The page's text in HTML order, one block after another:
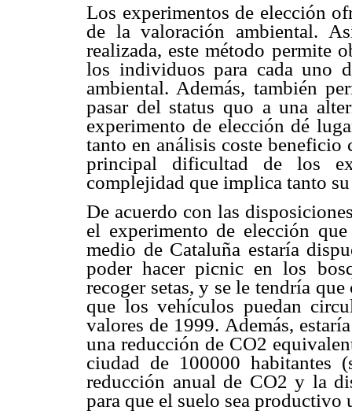
Los experimentos de elección
de la valoración ambiental.
realizada, este método permite
los individuos para cada uno
ambiental. Además, también
pasar del status quo a una
experimento de elección dé
tanto en análisis coste beneficio
principal dificultad de los
complejidad que implica tanto
De acuerdo con las
el experimento de elección
medio de Cataluña estaría
poder hacer picnic en los
recoger setas, y se le tendría
que los vehículos puedan
valores de 1999. Además,
una reducción de CO2
ciudad de 100000 habitantes
reducción anual de CO2 y la
para que el suelo sea productivo